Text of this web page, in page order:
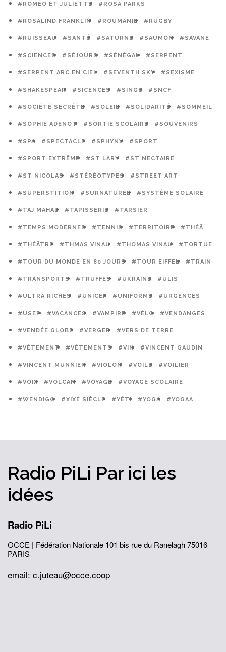
#ROMÉO ET JULIETTE #ROSA PARKS
#ROSALIND FRANKLIN #ROUMANIE #RUGBY
#RUISSEAU #SANTÉ #SATURNE #SAUMON #SAVANE
#SCIENCES #SÉJOURS #SÉNÉGAL #SERPENT
#SERPENT ARC EN CIEL #SEVENTH SKY #SEXISME
#SHAKESPEAR #SICENCES #SINGE #SNCF
#SOCIÉTÉ SECRÈTE #SOLEIL #SOLIDARITÉ #SOMMEIL
#SOPHIE ADENOT #SORTIE SCOLAIRE #SOUVENIRS
#SPA #SPECTACLE #SPHYNX #SPORT
#SPORT EXTRÊME #ST LARY #ST NECTAIRE
#ST NICOLAS #STÉRÉOTYPES #STREET ART
#SUPERSTITION #SURNATUREL #SYSTÈME SOLAIRE
#TAJ MAHAL #TAPISSERIE #TARSIER
#TEMPS MODERNES #TENNIS #TERRITOIRE #THÉÂ
#THÉÂTRE #THMAS VINAU #THOMAS VINAU #TORTUE
#TOUR DU MONDE EN 80 JOURS #TOUR EIFFEL #TRAIN
#TRANSPORTS #TRUFFES #UKRAINE #ULIS
#ULTRA RICHES #UNICEF #UNIFORME #URGENCES
#USEP #VACANCES #VAMPIRE #VÉLO #VENDANGES
#VENDÉE GLOBE #VERGER #VERS DE TERRE
#VÊTEMENT #VÊTEMENTS #VIN #VINCENT GAUDIN
#VINCENT MUNNIER #VIOLON #VOILE #VOILIER
#VOIX #VOLCAN #VOYAGE #VOYAGE SCOLAIRE
#WENDIGO #XIXÈ SIÈCLE #YÉTI #YOGA #YOGAA
Radio PiLi Par ici les
idées
Radio PiLi
OCCE | Fédération Nationale 101 bis rue du Ranelagh75016
PARIS
email: c.juteau@occe.coop